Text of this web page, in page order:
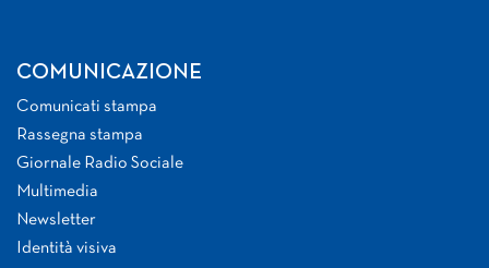
COMUNICAZIONE
Comunicati stampa
Rassegna stampa
Giornale Radio Sociale
Multimedia
Newsletter
Identità visiva